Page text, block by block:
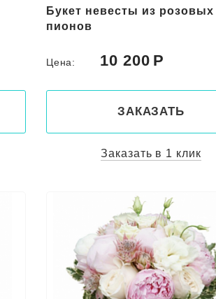
Букет невесты из розовых
пионов
Цена: 10 200
ЗАКАЗАТЬ
Заказать в 1 клик